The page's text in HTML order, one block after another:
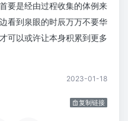
要是经由过程收集的体例来
看到泉眼的时辰万万不要华
可以或许让本身积累到更多
2023-01-18
复制链接